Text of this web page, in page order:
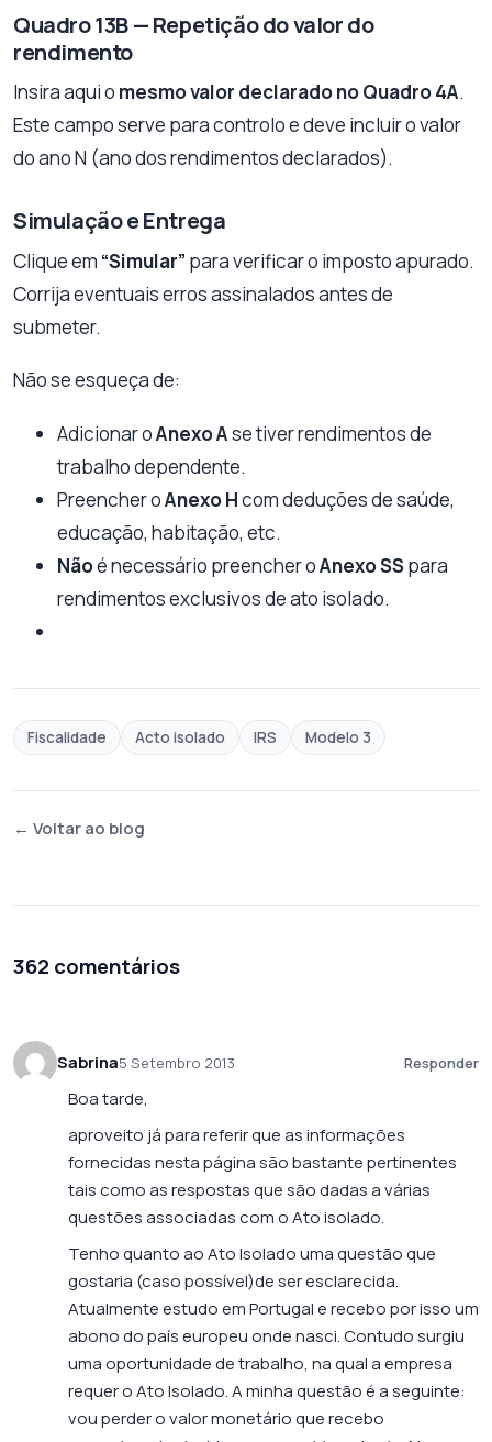
Quadro 13B — Repetição do valor do
rendimento
Insira aqui o mesmo valor declarado no Quadro 4A.
Este campo serve para controlo e deve incluir o valor
do ano N (ano dos rendimentos declarados).
Simulação e Entrega
Clique em “Simular” para verificar o imposto apurado.
Corrija eventuais erros assinalados antes de
submeter.
Não se esqueça de:
Adicionar oAnexo Ase tiver rendimentos de
trabalho dependente.
Preencher oAnexo Hcom deduções de saúde,
educação, habitação, etc.
Nãoé necessário preencher oAnexo SSpara
rendimentos exclusivos de ato isolado.
Fiscalidade Acto isolado IRS Modelo 3
← Voltar ao blog
362 comentários
Sabrina5 Setembro 2013 Responder
Boa tarde,
aproveito já para referir que as informações
fornecidas nesta página são bastante pertinentes
tais como as respostas que são dadas a várias
questões associadas com o Ato isolado.
Tenho quanto ao Ato Isolado uma questão que
gostaria (caso possível)de ser esclarecida.
Atualmente estudo em Portugal e recebo por isso um
abono do país europeu onde nasci. Contudo surgiu
uma oportunidade de trabalho, na qual a empresa
requer o Ato Isolado. A minha questão é a seguinte:
vou perder o valor monetário que recebo